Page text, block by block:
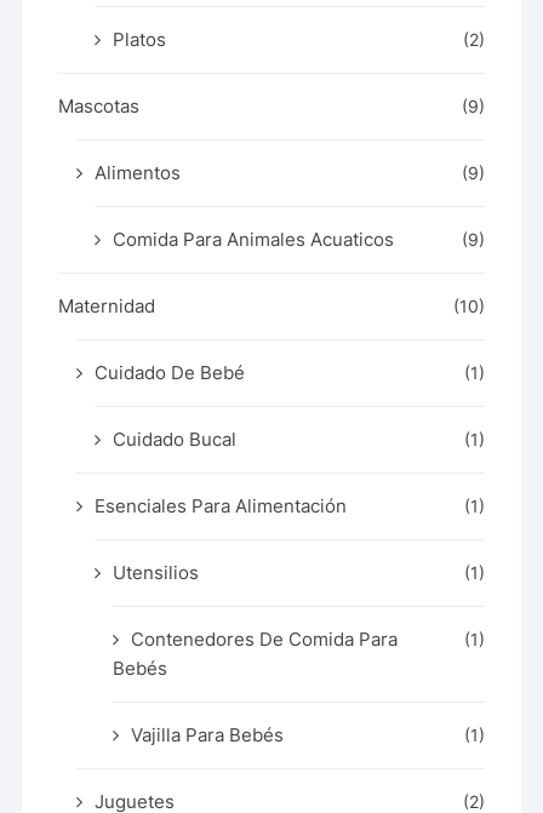
Platos (2)
Mascotas (9)
Alimentos (9)
Comida Para Animales Acuaticos (9)
Maternidad (10)
Cuidado De Bebé (1)
Cuidado Bucal (1)
Esenciales Para Alimentación (1)
Utensilios (1)
Contenedores De Comida Para
Bebés
(1)
Vajilla Para Bebés (1)
Juguetes (2)